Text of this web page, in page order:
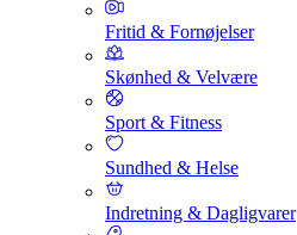
Fritid & Fornøjelser
Skønhed & Velvære
Sport & Fitness
Sundhed & Helse
Indretning & Dagligvarer